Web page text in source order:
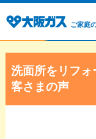
ご家庭
洗面所をリフ
客さまの声